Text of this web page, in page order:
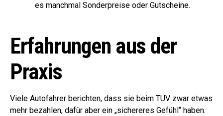
es manchmal Sonderpreise oder Gutscheine.
Erfahrungen aus der
Praxis
Viele Autofahrer berichten, dass sie beim TÜV zwar etwas
mehr bezahlen, dafür aber ein „sichereres Gefühl“ haben.